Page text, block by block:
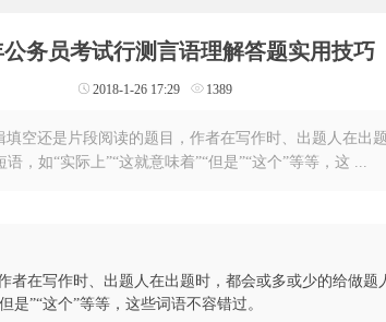
公务员考试行测言语理解答题实用技巧
2018-1-26 17:29 1389
是片段阅读的题目，作者在写作时、出题人在出题
，如“实际上”“这就意味着”“但是”“这个”等等，这 ...
在写作时、出题人在出题时，都会或多或少的给做题
是”“这个”等等，这些词语不容错过。